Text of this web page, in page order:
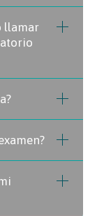
llamar